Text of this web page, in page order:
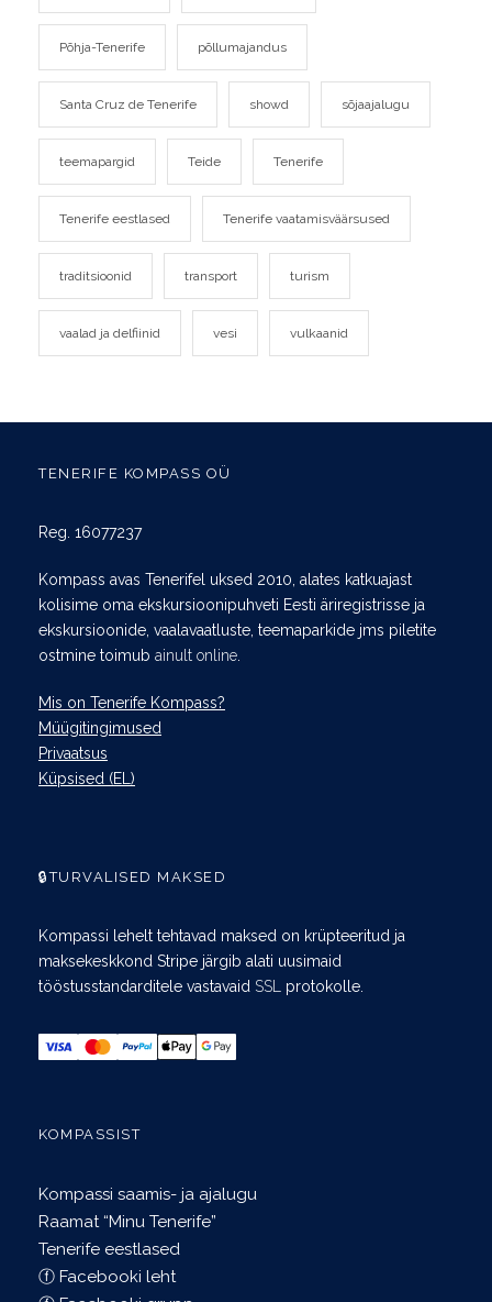
Põhja-Tenerife põllumajandus
Santa Cruz de Tenerife showd sõjaajalugu
teemapargid Teide Tenerife
Tenerife eestlased Tenerife vaatamisväärsused
traditsioonid transport turism
vaalad ja delfiinid vesi vulkaanid
TENERIFE KOMPASS OÜ
Reg. 16077237
Kompass avas Tenerifel uksed 2010, alates katkuajast
kolisime oma ekskursioonipuhveti Eesti äriregistrisse ja
ekskursioonide, vaalavaatluste, teemaparkide jms piletite
ostmine toimub ainult online
Mis on Tenerife Kompass?
Müügitingimused
Privaatsus
Küpsised (EL)
🔒TURVALISED MAKSED
Kompassi lehelt tehtavad maksed on krüpteeritud ja
maksekeskkond Stripe järgib alati uusimaid
tööstusstandarditele vastavaid SSL protokolle.
KOMPASSIST
Kompassi saamis- ja ajalugu
Raamat “Minu Tenerife”
Tenerife eestlased
ⓕ Facebooki leht